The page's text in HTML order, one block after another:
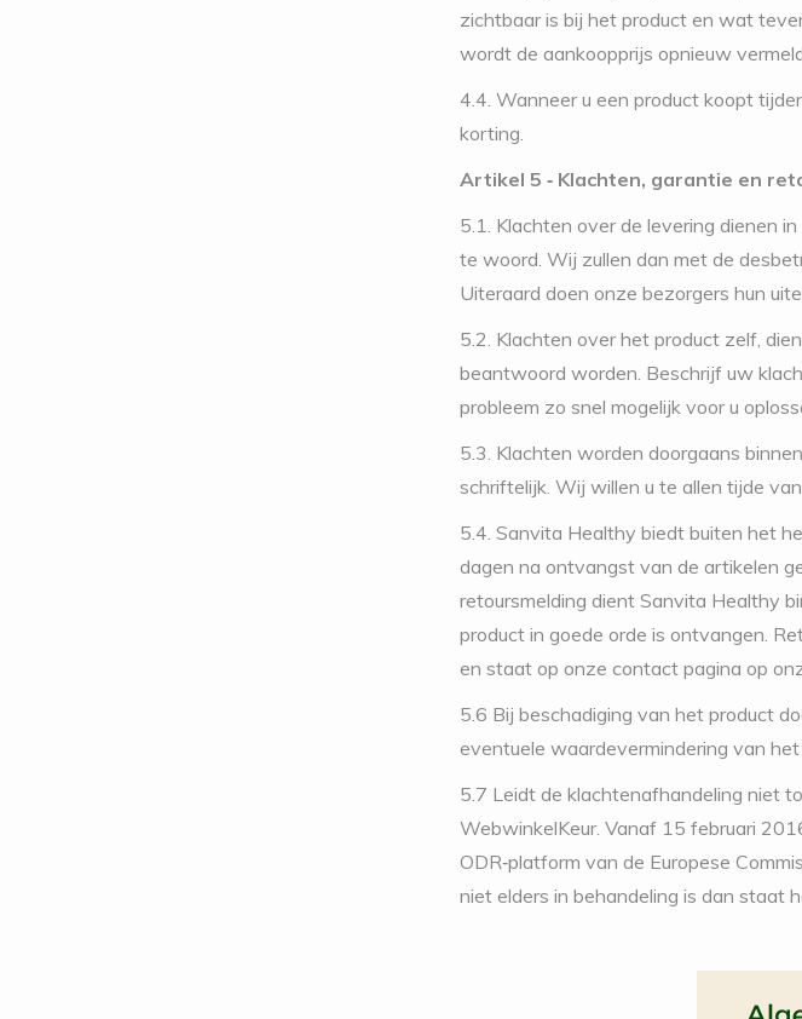
zichtbaar is bij het product en wat
wordt de aankoopprijs opnieuw
4.4. Wanneer u een product koopt
korting.
Artikel 5 ‐ Klachten, garantie en
5.1. Klachten over de levering dienen
te woord. Wij zullen dan met de
Uiteraard doen onze bezorgers hun
5.2. Klachten over het product zelf,
beantwoord worden. Beschrijf uw
probleem zo snel mogelijk voor u
5.3. Klachten worden doorgaans
schriftelijk. Wij willen u te allen tijde
5.4. Sanvita Healthy biedt buiten het
dagen na ontvangst van de artikelen
retoursmelding dient Sanvita Healthy
product in goede orde is ontvangen.
en staat op onze contact pagina op
5.6 Bij beschadiging van het product
eventuele waardevermindering van het
5.7 Leidt de klachtenafhandeling niet
WebwinkelKeur. Vanaf 15 februari
ODR‐platform van de Europese
niet elders in behandeling is dan staat